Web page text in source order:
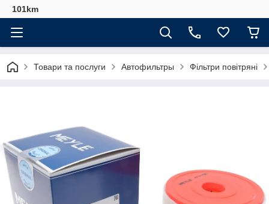
101km
Товари та послуги Автофильтры Фільтри повітряні